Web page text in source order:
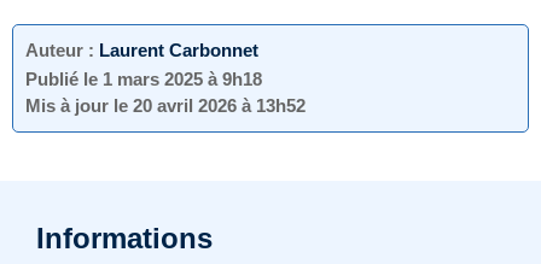
Auteur : Laurent Carbonnet
Publié le 1 mars 2025 à 9h18
Mis à jour le 20 avril 2026 à 13h52
Informations